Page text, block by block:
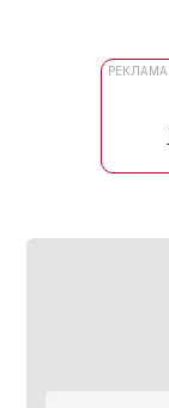
РЕКЛАМА